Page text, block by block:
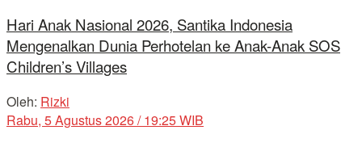
Hari Anak Nasional 2026, Santika Indonesia
Mengenalkan Dunia Perhotelan ke Anak-Anak SOS
Children’s Villages
Oleh: Rizki
Rabu, 5 Agustus 2026 / 19:25 WIB